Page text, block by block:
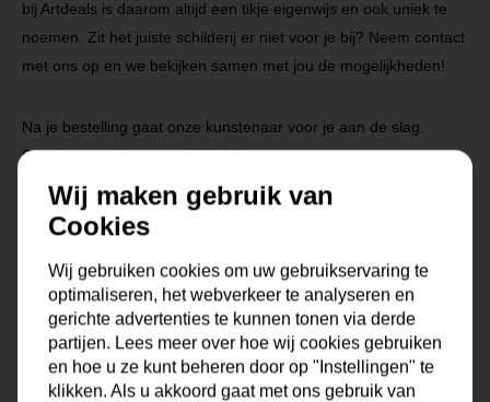
bij Artdeals is daarom altijd een tikje eigenwijs en ook uniek te
noemen. Zit het juiste schilderij er niet voor je bij? Neem contact
met ons op en we bekijken samen met jou de mogelijkheden!
Na je bestelling gaat onze kunstenaar voor je aan de slag.
Gratis verzending vanaf €99,95!
Maat 0x0x0 cm
Korte omschrijving
Origineel schilderij van onze
eigen kunstenaars
Wij maken gebruik van
Cookies
Wij gebruiken cookies om uw gebruikservaring te
optimaliseren, het webverkeer te analyseren en
gerichte advertenties te kunnen tonen via derde
partijen. Lees meer over hoe wij cookies gebruiken
en hoe u ze kunt beheren door op "Instellingen" te
klikken. Als u akkoord gaat met ons gebruik van